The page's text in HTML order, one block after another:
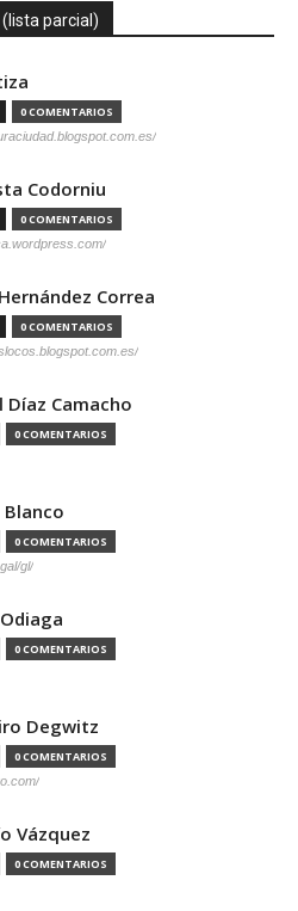
(lista parcial)
0 COMENTARIOS
Codorniu
0 COMENTARIOS
Correa
0 COMENTARIOS
Díaz Camacho
0 COMENTARIOS
0 COMENTARIOS
gl/
0 COMENTARIOS
Degwitz
0 COMENTARIOS
Vázquez
0 COMENTARIOS